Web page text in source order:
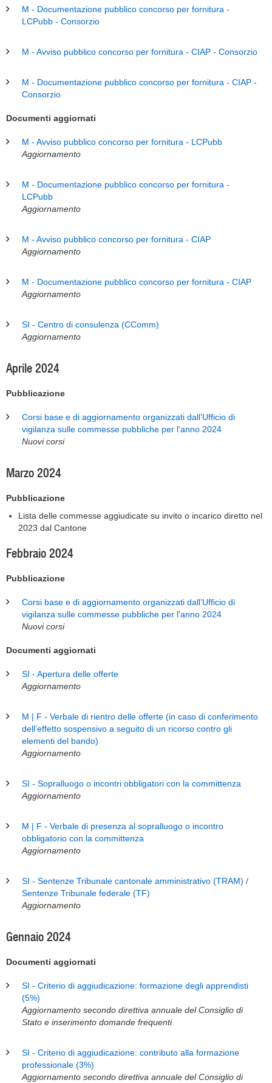
M - Documentazione pubblico concorso per fornitura -
LCPubb - Consorzio
M - Avviso pubblico concorso per fornitura - CIAP - Consorzio
M - Documentazione pubblico concorso per fornitura - CIAP -
Consorzio
Documenti aggiornati
M - Avviso pubblico concorso per fornitura - LCPubb
Aggiornamento
M - Documentazione pubblico concorso per fornitura -
LCPubb
Aggiornamento
M - Avviso pubblico concorso per fornitura - CIAP
Aggiornamento
M - Documentazione pubblico concorso per fornitura - CIAP
Aggiornamento
SI - Centro di consulenza (CComm)
Aggiornamento
Aprile 2024
Pubblicazione
Corsi base e di aggiornamento organizzati dall’Ufficio di
vigilanza sulle commesse pubbliche per l'anno 2024
Nuovi corsi
Marzo 2024
Pubblicazione
Lista delle commesse aggiudicate su invito o incarico diretto nel
2023 dal Cantone
Febbraio 2024
Pubblicazione
Corsi base e di aggiornamento organizzati dall’Ufficio di
vigilanza sulle commesse pubbliche per l'anno 2024
Nuovi corsi
Documenti aggiornati
SI - Apertura delle offerte
Aggiornamento
M | F - Verbale di rientro delle offerte (in caso di conferimento
dell’effetto sospensivo a seguito di un ricorso contro gli
elementi del bando)
Aggiornamento
SI - Sopralluogo o incontri obbligatori con la committenza
Aggiornamento
M | F - Verbale di presenza al sopralluogo o incontro
obbligatorio con la committenza
Aggiornamento
SI - Sentenze Tribunale cantonale amministrativo (TRAM) /
Sentenze Tribunale federale (TF)
Aggiornamento
Gennaio 2024
Documenti aggiornati
SI - Criterio di aggiudicazione: formazione degli apprendisti
(5%)
Aggiornamento secondo direttiva annuale del Consiglio di
Stato e inserimento domande frequenti
SI - Criterio di aggiudicazione: contributo alla formazione
professionale (3%)
Aggiornamento secondo direttiva annuale del Consiglio di